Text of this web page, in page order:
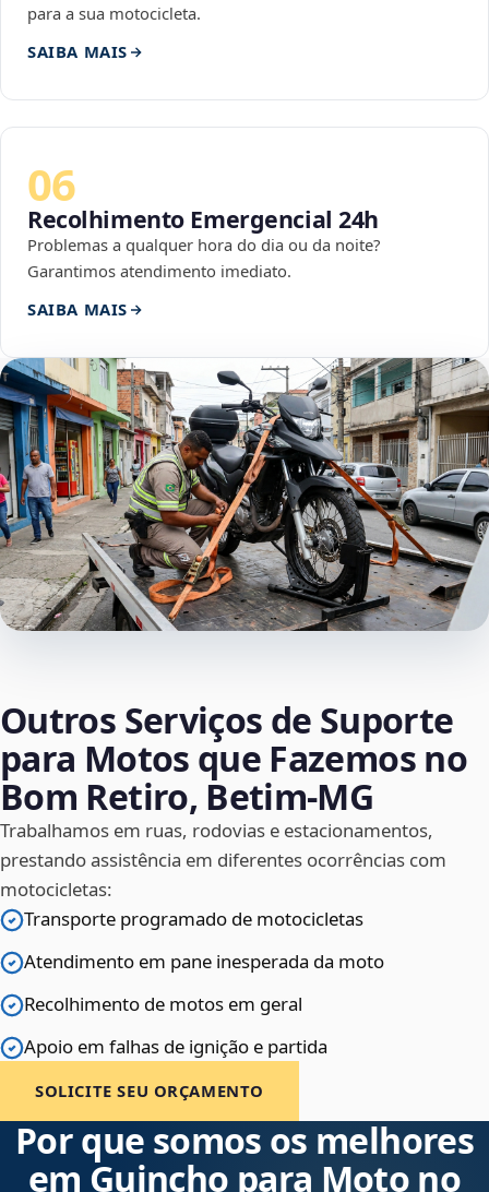
para a sua motocicleta.
SAIBA MAIS
06
Recolhimento Emergencial 24h
Problemas a qualquer hora do dia ou da noite?
Garantimos atendimento imediato.
SAIBA MAIS
Outros Serviços de Suporte
para Motos que Fazemos no
Bom Retiro, Betim‑MG
Trabalhamos em ruas, rodovias e estacionamentos,
prestando assistência em diferentes ocorrências com
motocicletas:
Transporte programado de motocicletas
Atendimento em pane inesperada da moto
Recolhimento de motos em geral
Apoio em falhas de ignição e partida
SOLICITE SEU ORÇAMENTO
Por que somos os melhores
em Guincho para Moto no